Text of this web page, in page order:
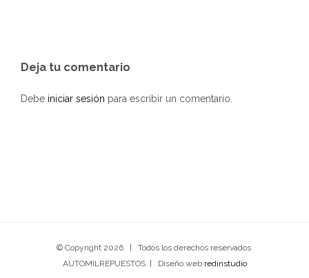
Deja tu comentario
Debe iniciar sesión para escribir un comentario.
© Copyright 2026 | Todos los derechos reservados
AUTOMILREPUESTOS | Diseño web redinstudio